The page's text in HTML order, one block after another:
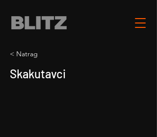
< Natrag
Skakutavci